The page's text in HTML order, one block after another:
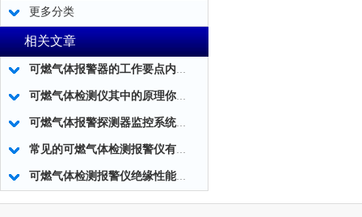
更多分类
相关文章
可燃气体报警器的工作要点内容和优化工作
可燃气体检测仪其中的原理你真的知道吗?
可燃气体报警探测器监控系统的调试要求
常见的可燃气体检测报警仪有哪些类型？
可燃气体检测报警仪绝缘性能的主要因素